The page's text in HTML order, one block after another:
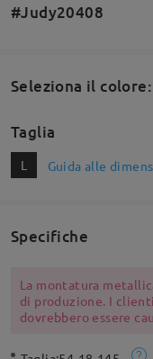
#Judy20408
Seleziona il colore:
Taglia
L Guida alle
Specifiche
La montatura
di produzione. I
dovrebbero essere